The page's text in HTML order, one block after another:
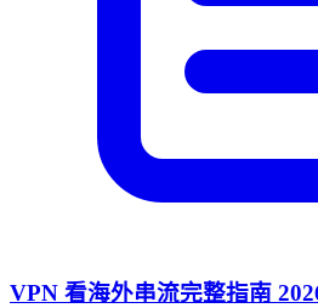
VPN 看海外串流完整指南